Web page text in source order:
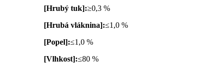
[Hrubý tuk]:≥0,3 %
[Hrubá vláknina]:≤1,0 %
[Popel]:≤1,0 %
[Vlhkost]:≤80 %